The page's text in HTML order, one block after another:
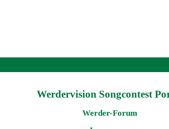
Werdervision Songcontest
Werder-Forum